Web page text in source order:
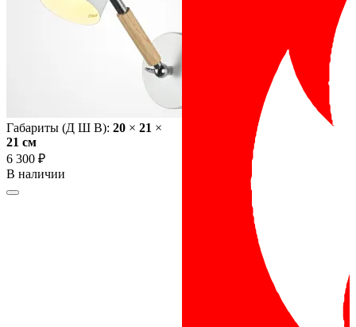
Габариты (Д Ш В): 20 × 21 ×
21 cм
6 300 ₽
В наличии